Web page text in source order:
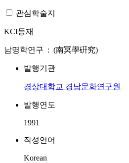
관심학술지
KCI등재
남명학연구 : (南冥學硏究)
발행기관
경상대학교 경남문화연구원
발행연도
1991
작성언어
Korean